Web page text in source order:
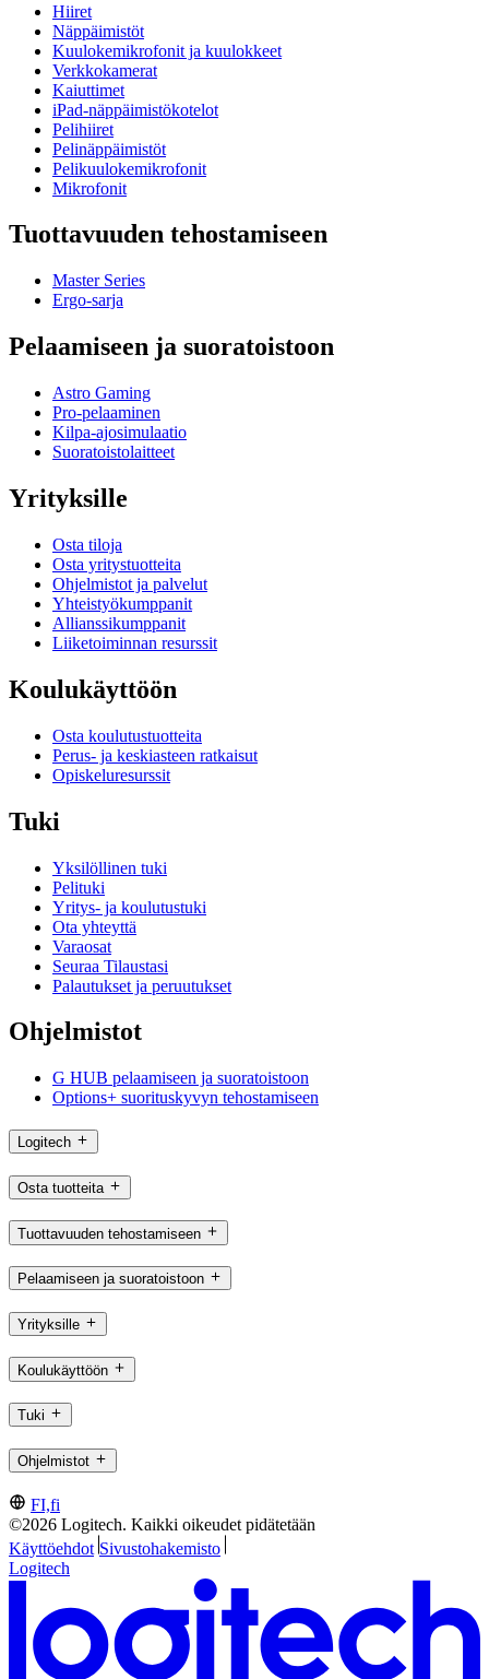
Hiiret
Näppäimistöt
Kuulokemikrofonit ja kuulokkeet
Verkkokamerat
Kaiuttimet
iPad-näppäimistökotelot
Pelihiiret
Pelinäppäimistöt
Pelikuulokemikrofonit
Mikrofonit
Tuottavuuden tehostamiseen
Master Series
Ergo-sarja
Pelaamiseen ja suoratoistoon
Astro Gaming
Pro-pelaaminen
Kilpa-ajosimulaatio
Suoratoistolaitteet
Yrityksille
Osta tiloja
Osta yritystuotteita
Ohjelmistot ja palvelut
Yhteistyökumppanit
Allianssikumppanit
Liiketoiminnan resurssit
Koulukäyttöön
Osta koulutustuotteita
Perus- ja keskiasteen ratkaisut
Opiskeluresurssit
Tuki
Yksilöllinen tuki
Pelituki
Yritys- ja koulutustuki
Ota yhteyttä
Varaosat
Seuraa Tilaustasi
Palautukset ja peruutukset
Ohjelmistot
G HUB pelaamiseen ja suoratoistoon
Options+ suorituskyvyn tehostamiseen
Logitech
Osta tuotteita
Tuottavuuden tehostamiseen
Pelaamiseen ja suoratoistoon
Yrityksille
Koulukäyttöön
Tuki
Ohjelmistot
FI,fi
©2026 Logitech. Kaikki oikeudet pidätetään
Käyttöehdot Sivustohakemisto
Logitech